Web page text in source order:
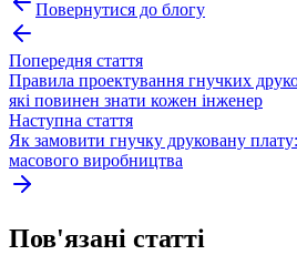
Повернутися до блогу
Попередня стаття
Правила проектування гнучких
які повинен знати кожен інженер
Наступна стаття
Як замовити гнучку друковану
масового виробництва
Пов'язані статті